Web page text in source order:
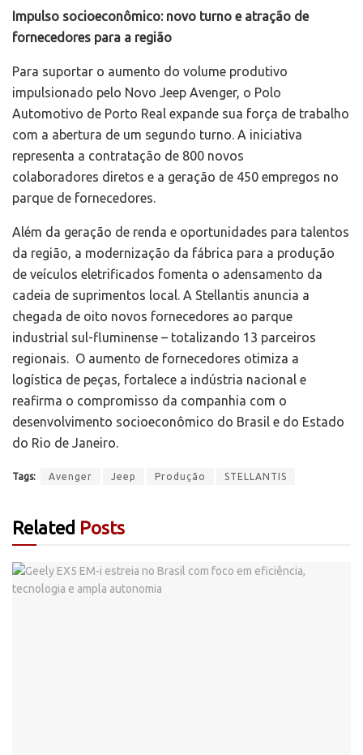
Impulso socioeconômico: novo turno e atração de
fornecedores para a região
Para suportar o aumento do volume produtivo
impulsionado pelo Novo Jeep Avenger, o Polo
Automotivo de Porto Real expande sua força de trabalho
com a abertura de um segundo turno. A iniciativa
representa a contratação de 800 novos
colaboradores diretos e a geração de 450 empregos no
parque de fornecedores.
Além da geração de renda e oportunidades para talentos
da região, a modernização da fábrica para a produção
de veículos eletrificados fomenta o adensamento da
cadeia de suprimentos local. A Stellantis anuncia a
chegada de oito novos fornecedores ao parque
industrial sul-fluminense – totalizando 13 parceiros
regionais. O aumento de fornecedores otimiza a
logística de peças, fortalece a indústria nacional e
reafirma o compromisso da companhia com o
desenvolvimento socioeconômico do Brasil e do Estado
do Rio de Janeiro.
Tags: Avenger Jeep Produção STELLANTIS
Related Posts